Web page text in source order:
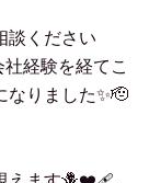
談ください
経験を経てこ
なりました✨🫡